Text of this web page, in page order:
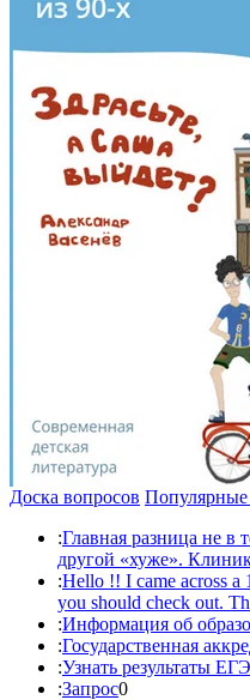
Доска вопросов
:Главная разница не в
другой «хуже».
:Hello !! I came across a
you should check out.
:Информация об
:Государственная
:Узнать результаты
:Запрос0